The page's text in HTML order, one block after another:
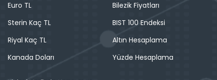
Euro TL
Sterin Kaç TL
Riyal Kaç TL
Kanada Doları
Bilezik Fiyatları
BIST 100 Endeksi
Altın Hesaplama
Yüzde Hesaplama